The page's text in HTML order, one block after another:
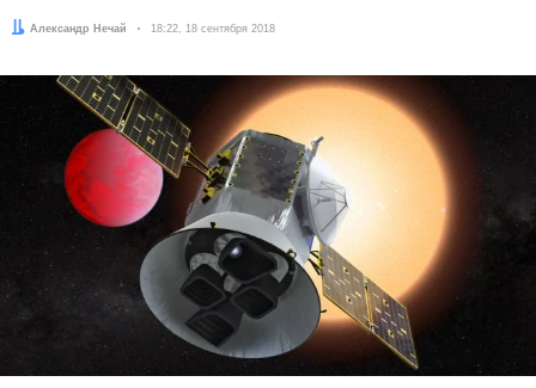
Автор:
Александр Нечай Дата:
18:22, 18 сентября 2018